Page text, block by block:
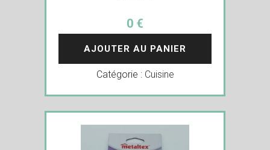
0 €
AJOUTER AU PANIER
Catégorie : Cuisine